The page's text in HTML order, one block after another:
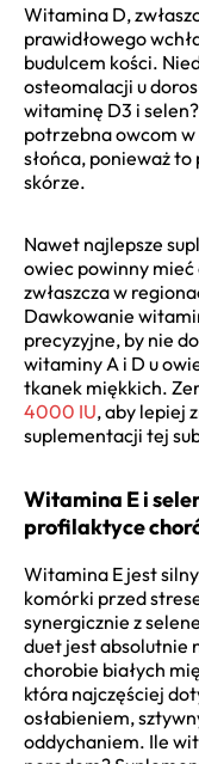
Witamina D,
prawidłowego
budulcem kości.
osteomalacji u
witaminę D3 i
potrzebna owcom
słońca, ponieważ
skórze.
Nawet najlepsze
owiec powinny
zwłaszcza w
Dawkowanie
precyzyjne, by nie
witaminy A i D u
tkanek miękkich.
4000 IU, aby lepiej
suplementacji tej
Witamina E i
profilaktyce
Witamina E jest
komórki przed
synergicznie z
duet jest absolutnie
chorobie białych
która najczęściej
osłabieniem,
oddychaniem. Ile